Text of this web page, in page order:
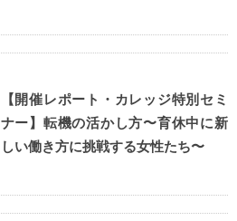
【開催レポート・カレッジ特別セミ
ナー】転機の活かし方〜育休中に新
しい働き方に挑戦する女性たち〜